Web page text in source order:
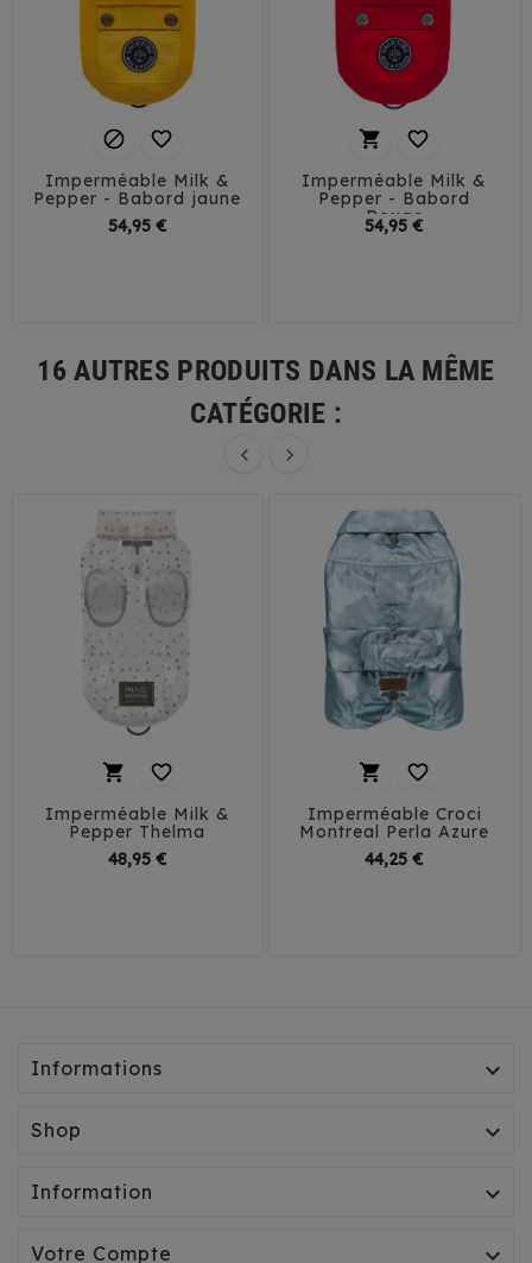
 
Imperméable Milk &
Pepper - Babord jaune
54,95 €Prix
 
Imperméable Milk &
Pepper - Babord
Rouge
54,95 €
16 AUTRES PRODUITS DANS LA MÊME
CATÉGORIE :
 
 
Imperméable Milk &
Pepper Thelma
48,95 €Prix
 
Imperméable Croci
Montreal Perla Azure
44,25 €
Informations 
Shop 
Information 
Votre Compte 